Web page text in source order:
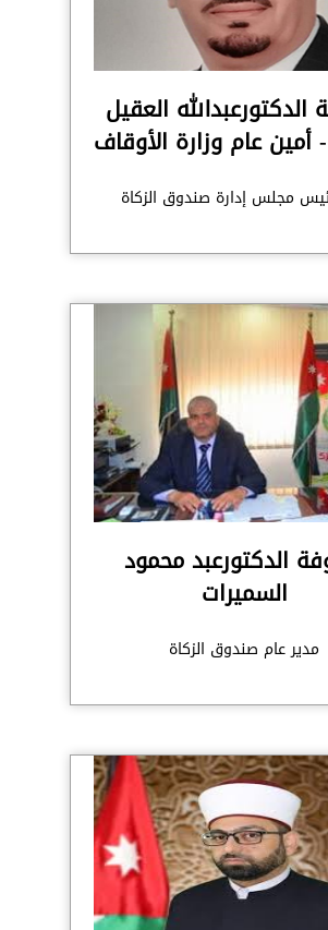
العقيل
أمين عام وزارة الأوقاف
مجلس إدارة صندوق الزكاة
الدكتورعبد محمود
السميرات
مدير عام صندوق الزكاة